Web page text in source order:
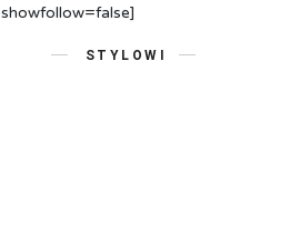
showfollow=false]
STYLOWI